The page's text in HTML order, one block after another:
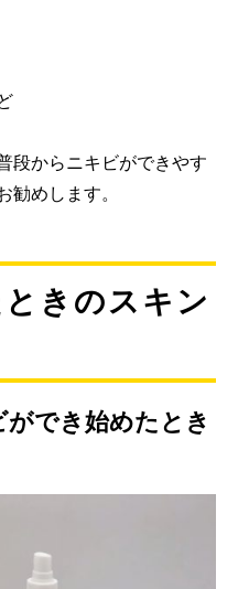
段からニキビができやす
めします。
きのスキン
でき始めたとき